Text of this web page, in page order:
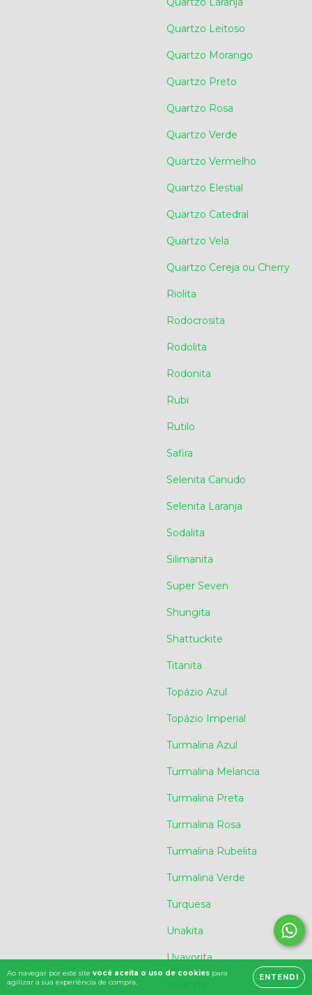
Ao navegar por este site você aceita o uso de cookies para
agilizar a sua experiência de compra.
ENTENDI
Quartzo Leitoso
Quartzo Morango
Quartzo Preto
Quartzo Rosa
Quartzo Verde
Quartzo Vermelho
Quartzo Elestial
Quartzo Catedral
Quartzo Vela
Quartzo Cereja ou Cherry
Riolita
Rodocrosita
Rodolita
Rodonita
Rubi
Rutilo
Safira
Selenita Canudo
Selenita Laranja
Sodalita
Silimanita
Super Seven
Shungita
Shattuckite
Titanita
Topázio Azul
Topázio Imperial
Turmalina Azul
Turmalina Melancia
Turmalina Preta
Turmalina Rosa
Turmalina Rubelita
Turmalina Verde
Turquesa
Unakita
Uvavorita